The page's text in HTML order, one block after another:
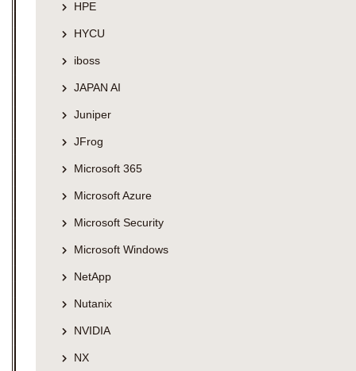
HPE
HYCU
iboss
JAPAN AI
Juniper
JFrog
Microsoft 365
Microsoft Azure
Microsoft Security
Microsoft Windows
NetApp
Nutanix
NVIDIA
NX